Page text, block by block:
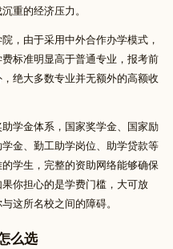
重的经济压力。
，由于采用中外合作办学模式，
标准明显高于普通专业，报考前
绝大多数专业并无额外的高额收
学金体系，国家奖学金、国家励
金、勤工助学岗位、助学贷款等
学生，完整的资助网络能够确保
你担心的是学费门槛，大可放
这所名校之间的障碍。
么选